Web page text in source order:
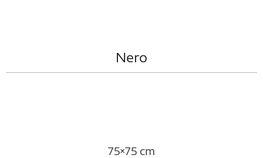
Nero
75×75 cm